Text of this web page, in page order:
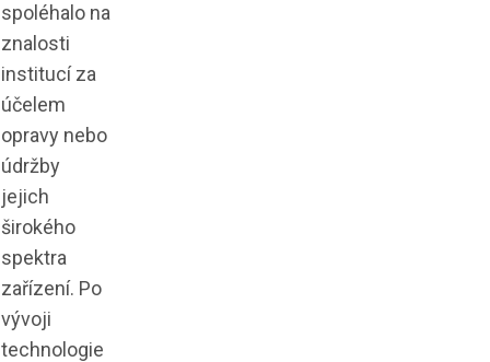
spoléhalo na
znalosti
institucí za
účelem
opravy nebo
údržby
jejich
širokého
spektra
zařízení. Po
vývoji
technologie